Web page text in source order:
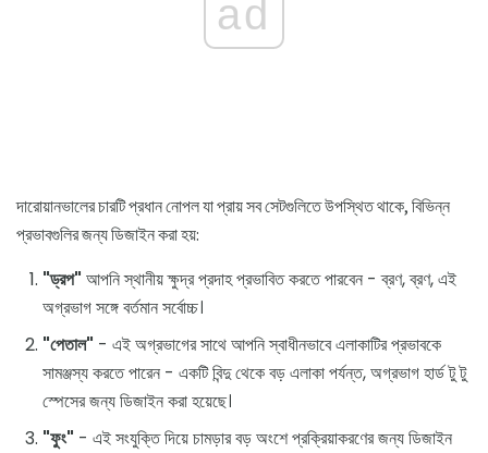
ad
দারোয়ানভালের চারটি প্রধান নোপল যা প্রায় সব সেটগুলিতে উপস্থিত থাকে, বিভিন্ন
প্রভাবগুলির জন্য ডিজাইন করা হয়:
"ড্রপ" আপনি স্থানীয় ক্ষুদ্র প্রদাহ প্রভাবিত করতে পারবেন - ব্রণ, ব্রণ, এই
অগ্রভাগ সঙ্গে বর্তমান সর্বোচ্চ।
"পেতাল" - এই অগ্রভাগের সাথে আপনি স্বাধীনভাবে এলাকাটির প্রভাবকে
সামঞ্জস্য করতে পারেন - একটি বিন্দু থেকে বড় এলাকা পর্যন্ত, অগ্রভাগ হার্ড টু টু
স্পেসের জন্য ডিজাইন করা হয়েছে।
"ফুং" - এই সংযুক্তি দিয়ে চামড়ার বড় অংশে প্রক্রিয়াকরণের জন্য ডিজাইন